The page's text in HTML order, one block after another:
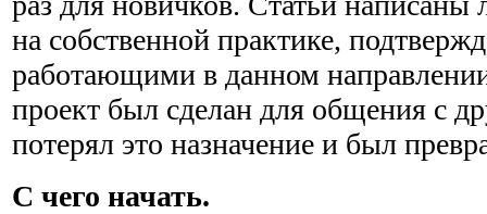
на собственной практике,
работающими в данном
проект был сделан для общения с
потерял это назначение и был
С чего начать.